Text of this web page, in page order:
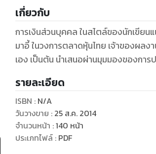
เกี่ยวกับ
การเงินส่วนบุคคล ในสไตล์ของนักเขีย
มาอี้ ในวงการตลาดหุ้นไทย เจ้าของผล
เอง เป็นต้น นำเสนอผ่านมุมมองของกา
รายละเอียด
ISBN : N/A
วันวางขาย : 25 ส.ค. 2014
จำนวนหน้า :140 หน้า
ประเภทไฟล์: PDF